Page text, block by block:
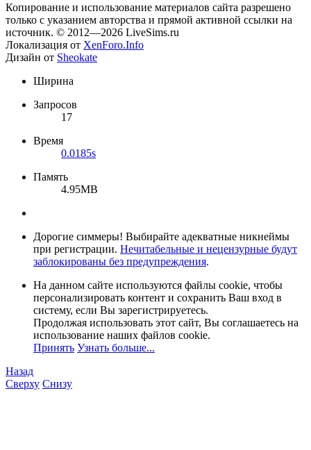
Копирование и использование материалов сайта разрешено
только с указанием авторства и прямой активной ссылки на
источник. © 2012—2026 LiveSims.ru
Локализация от XenForo.Info
Дизайн от Sheokate
Ширина
Запросов
17
Время
0.0185s
Память
4.95MB
Дорогие симмеры! Выбирайте адекватные никнеймы
при регистрации. Нечитабельные и нецензурные будут
заблокированы без предупреждения.
На данном сайте используются файлы cookie, чтобы
персонализировать контент и сохранить Ваш вход в
систему, если Вы зарегистрируетесь.
Продолжая использовать этот сайт, Вы соглашаетесь на
использование наших файлов cookie.
Принять Узнать больше...
Назад
Сверху Снизу